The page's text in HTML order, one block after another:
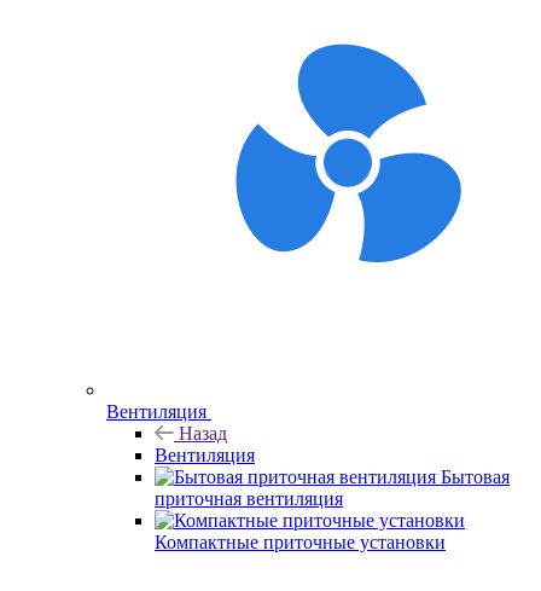
Вентиляция
Назад
Вентиляция
Бытовая
приточная вентиляция
Компактные приточные установки